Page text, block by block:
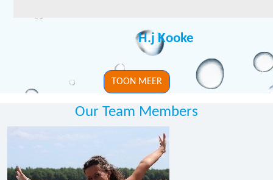
H.j Kooke
TOON MEER
Our Team Members